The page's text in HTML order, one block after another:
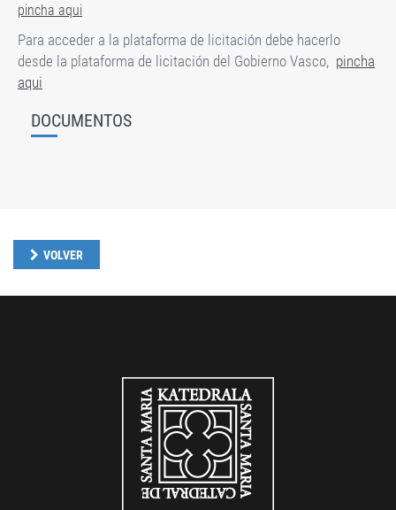
pincha aqui
Para acceder a la plataforma de licitación debe hacerlo
desde la plataforma de licitación del Gobierno Vasco, pincha
aqui
DOCUMENTOS
VOLVER